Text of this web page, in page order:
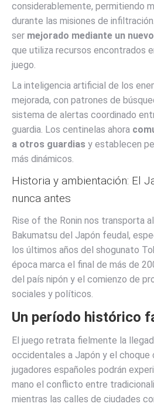
considerablemente, permitiendo
durante las misiones de
ser mejorado mediante un
que utiliza recursos encontrados
juego.
La inteligencia artificial de los
mejorada, con patrones de
sistema de alertas coordinado
guardia. Los centinelas ahora
a otros guardias y establecen
más dinámicos.
Historia y ambientación: El
nunca antes
Rise of the Ronin nos transporta
Bakumatsu del Japón feudal,
los últimos años del shogunato
época marca el final de más de
del país nipón y el comienzo de
sociales y políticos.
Un período histórico
El juego retrata fielmente la
occidentales a Japón y el
jugadores españoles podrán
mano el conflicto entre
mientras las calles de ciudades